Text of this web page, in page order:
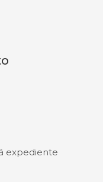
expediente